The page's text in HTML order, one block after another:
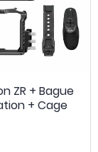
ZR + Bague
+ Cage